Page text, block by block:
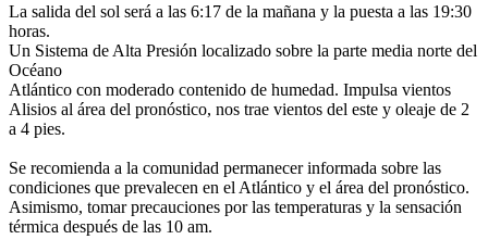
La salida del sol será a las 6:17 de la mañana y la puesta a las 19:30
horas.
Un Sistema de Alta Presión localizado sobre la parte media norte del
Océano
Atlántico con moderado contenido de humedad. Impulsa vientos
Alisios al área del pronóstico, nos trae vientos del este y oleaje de 2
a 4 pies.
Se recomienda a la comunidad permanecer informada sobre las
condiciones que prevalecen en el Atlántico y el área del pronóstico.
Asimismo, tomar precauciones por las temperaturas y la sensación
térmica después de las 10 am.